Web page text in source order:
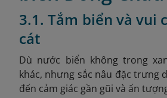
3.1. Tắm biển và vui
cát
Dù nước biển không trong
khác, nhưng sắc nâu đặc trưng
đến cảm giác gần gũi và ấn